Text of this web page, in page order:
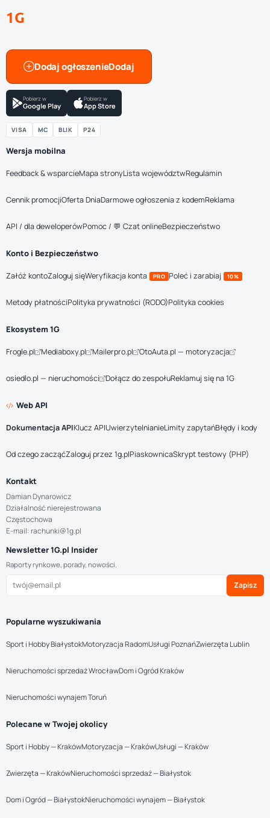
1G
Dodaj ogłoszenie
Pobierz w
Google Play
Pobierz w
App Store
VISA MC BLIK P24
Wersja mobilna
Feedback & wsparcieMapa stronyLista województwRegulamin
Cennik promocjiOferta DniaDarmowe ogłoszenia z kodemReklama
API / dla deweloperówPomoc / 💬 Czat onlineBezpieczeństwo
Konto i Bezpieczeństwo
Załóż kontoZaloguj sięWeryfikacja konta PRO Poleć i zarabiaj 10%
Metody płatnościPolityka prywatności (RODO)Polityka cookies
Ekosystem 1G
Frogle.pl Mediaboxy.pl Mailerpro.pl OtoAuta.pl — motoryzacja
osiedlo.pl — nieruchomości Dołącz do zespołuReklamuj się na 1G
Web API
Dokumentacja APIKlucz APIUwierzytelnianieLimity zapytańBłędy i kody
Od czego zacząćZaloguj przez 1g.plPiaskownicaSkrypt testowy (PHP)
Kontakt
Damian Dynarowicz
Działalność nierejestrowana
Częstochowa
E-mail: rachunki@1g.pl
Newsletter 1G.pl Insider
Raporty rynkowe, porady, nowości.
Zapisz
Popularne wyszukiwania
Sport i Hobby BiałystokMotoryzacja RadomUsługi PoznańZwierzęta Lublin
Nieruchomości sprzedaż WrocławDom i Ogród Kraków
Nieruchomości wynajem Toruń
Polecane w Twojej okolicy
Sport i Hobby — KrakówMotoryzacja — KrakówUsługi — Kraków
Zwierzęta — KrakówNieruchomości sprzedaż — Białystok
Dom i Ogród — BiałystokNieruchomości wynajem — Białystok